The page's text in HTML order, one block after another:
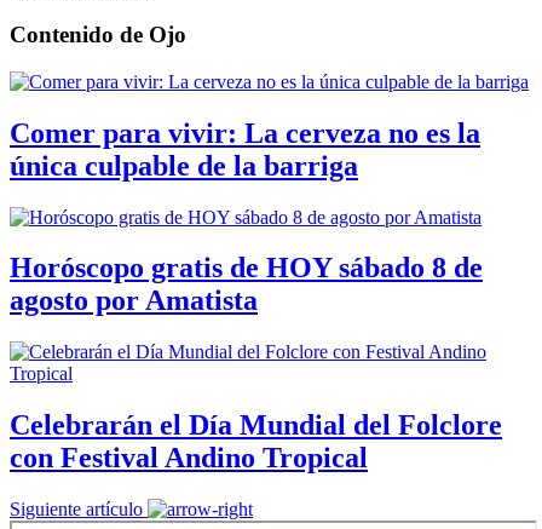
Contenido de Ojo
Comer para vivir: La cerveza no es la
única culpable de la barriga
Horóscopo gratis de HOY sábado 8 de
agosto por Amatista
Celebrarán el Día Mundial del Folclore
con Festival Andino Tropical
Siguiente artículo